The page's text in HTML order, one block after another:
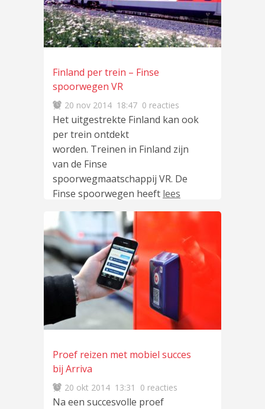
Finland per trein – Finse
spoorwegen VR
20 nov 2014 18:47 0 reacties
Het uitgestrekte Finland kan ook
per trein ontdekt
worden. Treinen in Finland zijn
van de Finse
spoorwegmaatschappij VR. De
Finse spoorwegen heeft lees
meer…
Proef reizen met mobiel succes
bij Arriva
20 okt 2014 13:31 0 reacties
Na een succesvolle proef